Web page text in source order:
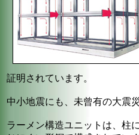
証明されています。
中小地震にも、未曾有の大震
ラーメン構造ユニットは、柱